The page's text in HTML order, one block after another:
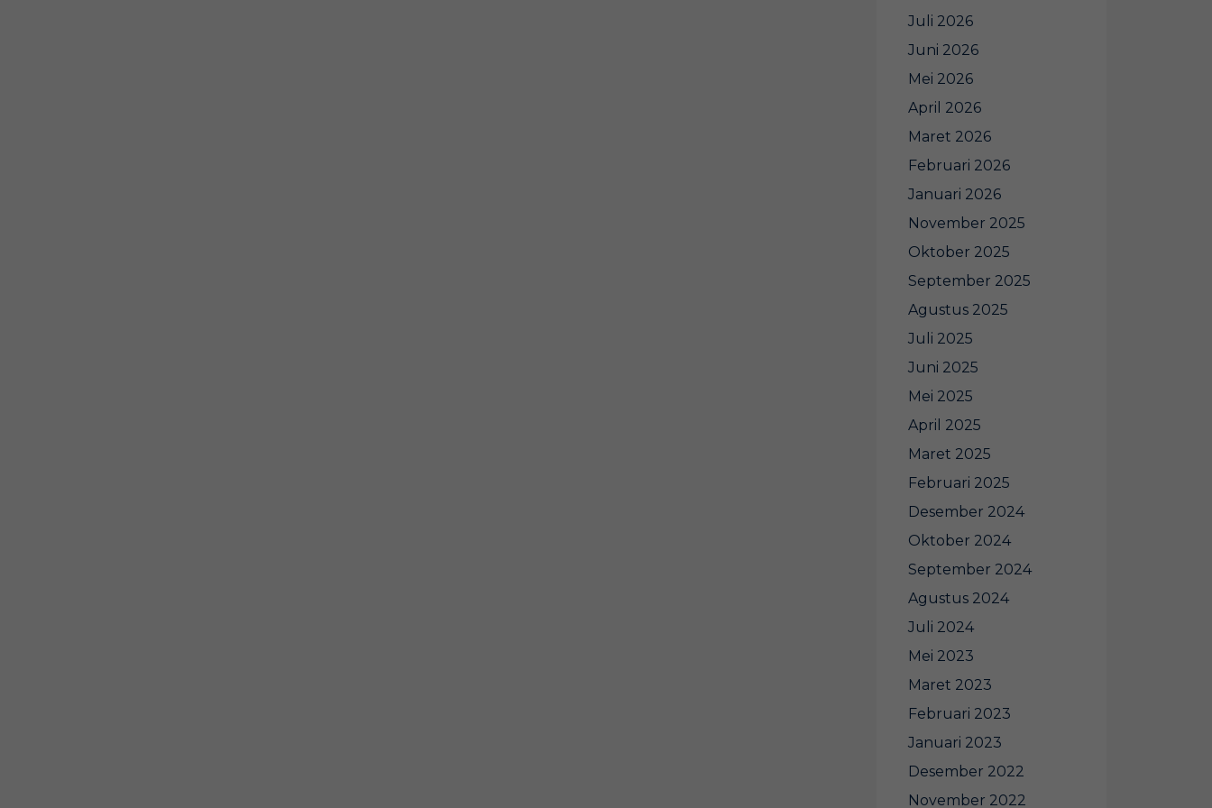
Juli 2026
Juni 2026
Mei 2026
April 2026
Maret 2026
Februari 2026
Januari 2026
November 2025
Oktober 2025
September 2025
Agustus 2025
Juli 2025
Juni 2025
Mei 2025
April 2025
Maret 2025
Februari 2025
Desember 2024
Oktober 2024
September 2024
Agustus 2024
Juli 2024
Mei 2023
Maret 2023
Februari 2023
Januari 2023
Desember 2022
November 2022